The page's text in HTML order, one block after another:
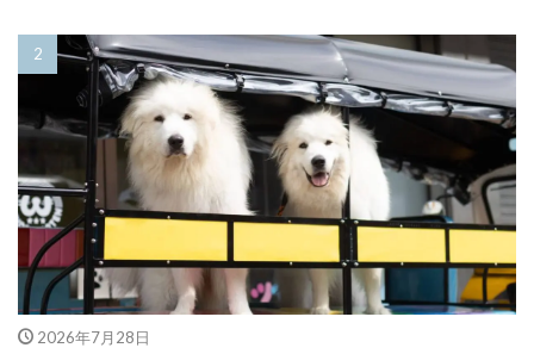
2026年7月28日